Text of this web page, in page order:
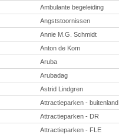
Ambulante begeleiding
Angststoornissen
Annie M.G. Schmidt
Anton de Kom
Aruba
Arubadag
Astrid Lindgren
Attractieparken - buitenland
Attractieparken - DR
Attractieparken - FLE